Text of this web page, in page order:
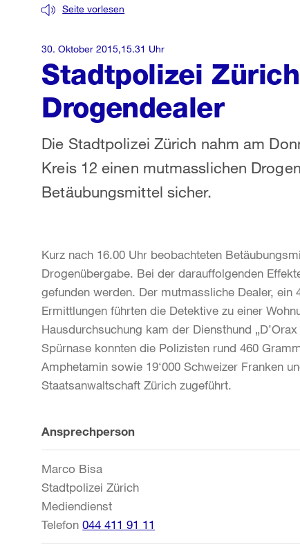
Stadtpolizei
Drogendealer
Seite vorlesen
Die Stadtpolizei Zürich nahm am
Kreis 12 einen mutmasslichen
Betäubungsmittel sicher.
30. Oktober 2015,15.31 Uhr
Kurz nach 16.00 Uhr beobachteten
Drogenübergabe. Bei der darauffolgenden
gefunden werden. Der mutmassliche Dealer,
Ermittlungen führten die Detektive zu einer
Hausdurchsuchung kam der Diensthund
Spürnase konnten die Polizisten rund 460
Amphetamin sowie 19‘000 Schweizer Franken
Staatsanwaltschaft Zürich zugeführt.
Weitere
Informationen
Ansprechperson
Marco Bisa
Stadtpolizei Zürich
Mediendienst
Telefon 044 411 91 11